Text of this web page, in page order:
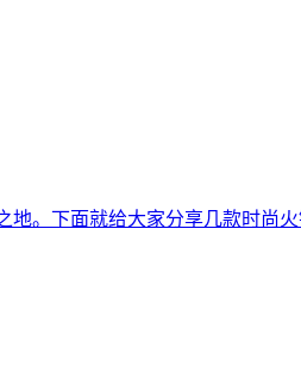
。下面就给大家分享几款时尚火